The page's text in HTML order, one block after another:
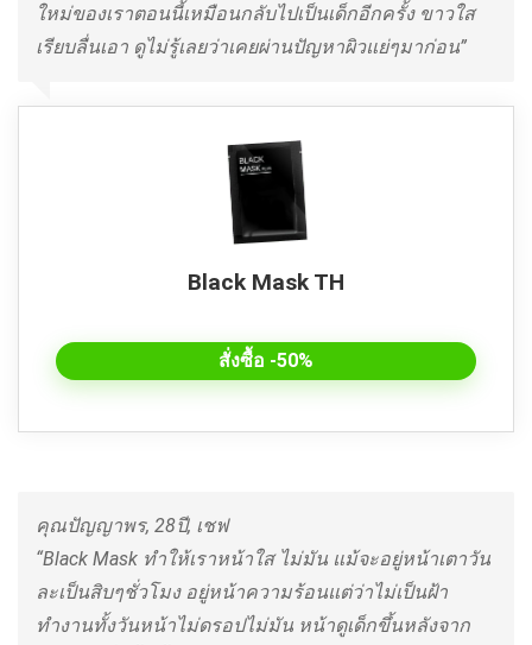
ใหม่ของเราตอนนี้เหมือนกลับไปเป็นเด็กอีกครั้ง ขาวใส
เรียบลื่นเอา ดูไม่รู้เลยว่าเคยผ่านปัญหาผิวแย่ๆมาก่อน”
Black Mask TH
สั่งซื้อ -50%
คุณปัญญาพร, 28ปี, เชฟ
“Black Mask ทำให้เราหน้าใส ไม่มัน แม้จะอยู่หน้าเตาวัน
ละเป็นสิบๆชั่วโมง อยู่หน้าความร้อนแต่ว่าไม่เป็นฝ้า
ทำงานทั้งวันหน้าไม่ดรอปไม่มัน หน้าดูเด็กขึ้นหลังจาก